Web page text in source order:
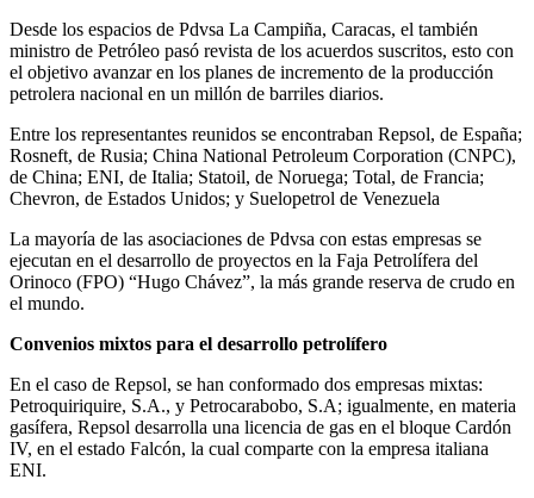
Desde los espacios de Pdvsa La Campiña, Caracas, el también
ministro de Petróleo pasó revista de los acuerdos suscritos, esto con
el objetivo avanzar en los planes de incremento de la producción
petrolera nacional en un millón de barriles diarios.
Entre los representantes reunidos se encontraban Repsol, de España;
Rosneft, de Rusia; China National Petroleum Corporation (CNPC),
de China; ENI, de Italia; Statoil, de Noruega; Total, de Francia;
Chevron, de Estados Unidos; y Suelopetrol de Venezuela
La mayoría de las asociaciones de Pdvsa con estas empresas se
ejecutan en el desarrollo de proyectos en la Faja Petrolífera del
Orinoco (FPO) “Hugo Chávez”, la más grande reserva de crudo en
el mundo.
Convenios mixtos para el desarrollo petrolífero
En el caso de Repsol, se han conformado dos empresas mixtas:
Petroquiriquire, S.A., y Petrocarabobo, S.A; igualmente, en materia
gasífera, Repsol desarrolla una licencia de gas en el bloque Cardón
IV, en el estado Falcón, la cual comparte con la empresa italiana
ENI.